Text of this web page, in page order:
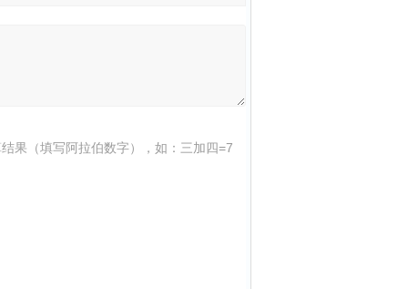
果（填写阿拉伯数字），如：三加四=7